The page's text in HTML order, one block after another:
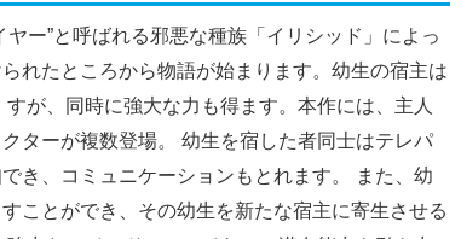
ー”と呼ばれる邪悪な種族「イリシッド」によっ
れたところから物語が始まります。幼生の宿主は
が、同時に強大な力も得ます。本作には、主人
ターが複数登場。 幼生を宿した者同士はテレパ
き、コミュニケーションもとれます。 また、幼
ことができ、その幼生を新たな宿主に寄生させる